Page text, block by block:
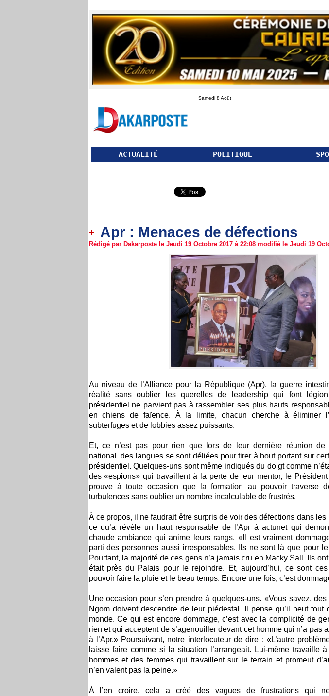
Samedi 8 Août
ACTUALITÉ POLITIQUE
Apr : Menaces de défections
Rédigé par Dakarposte le Jeudi 19 Octobre 2017 à 22:08 modifié le Jeudi 19
Au niveau de l’Alliance pour la République (Apr), la guerre
réalité sans oublier les querelles de leadership qui font
présidentiel ne parvient pas à rassembler ses plus hauts
en chiens de faïence. À la limite, chacun cherche à éliminer
subterfuges et de lobbies assez puissants.
Et, ce n’est pas pour rien que lors de leur dernière réunion de
national, des langues se sont déliées pour tirer à bout portant sur
présidentiel. Quelques-uns sont même indiqués du doigt comme
des «espions» qui travaillent à la perte de leur mentor, le
prouve à toute occasion que la formation au pouvoir traverse
turbulences sans oublier un nombre incalculable de frustrés.
À ce propos, il ne faudrait être surpris de voir des défections dans les
ce qu’a révélé un haut responsable de l’Apr à actunet qui
chaude ambiance qui anime leurs rangs. «Il est vraiment
parti des personnes aussi irresponsables. Ils ne sont là que pour
Pourtant, la majorité de ces gens n’a jamais cru en Macky Sall. Ils ont
était près du Palais pour le rejoindre. Et, aujourd’hui, ce sont
pouvoir faire la pluie et le beau temps. Encore une fois, c’est
Une occasion pour s’en prendre à quelques-uns. «Vous savez,
Ngom doivent descendre de leur piédestal. Il pense qu’il peut tout
monde. Ce qui est encore dommage, c’est avec la complicité de
rien et qui acceptent de s’agenouiller devant cet homme qui n’a pas
à l’Apr.» Poursuivant, notre interlocuteur de dire : «L’autre
laisse faire comme si la situation l’arrangeait. Lui-même travaille
hommes et des femmes qui travaillent sur le terrain et promeut
n’en valent pas la peine.»
À l’en croire, cela a créé des vagues de frustrations qui